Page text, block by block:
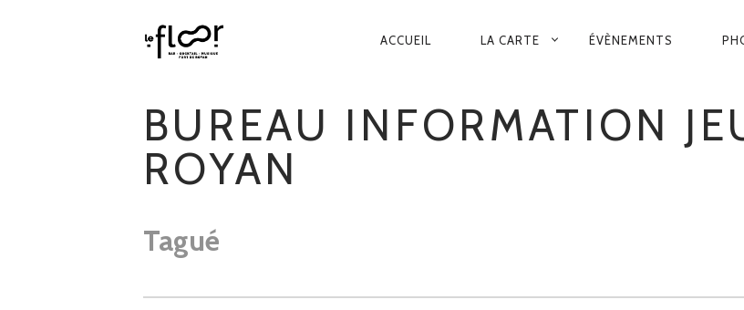
NAVIGATION
ACCUEIL LA CARTE ÉVÈNEMENTS
BUREAU INFORMATION
ROYAN
Tagué